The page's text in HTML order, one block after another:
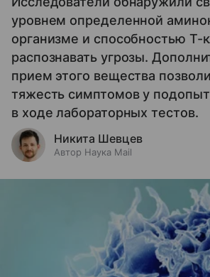
уровнем определенной
организме и способностью Т-
распознавать угрозы.
прием этого вещества
тяжесть симптомов у
в ходе лабораторных тестов.
Никита Шевцев
Автор Наука Mail